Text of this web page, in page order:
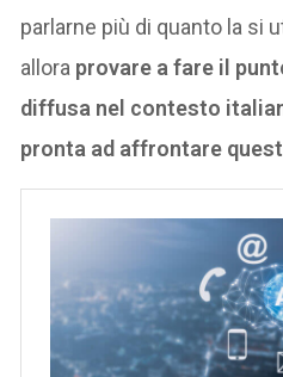
parlarne più di quanto la si
allora provare a fare il
diffusa nel contesto
pronta ad affrontare